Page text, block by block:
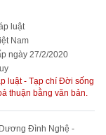
luật
Nam
ngày 27/2/2020
luật - Tạp chí Đời sống
thuận bằng văn bản.
Đình Nghệ -